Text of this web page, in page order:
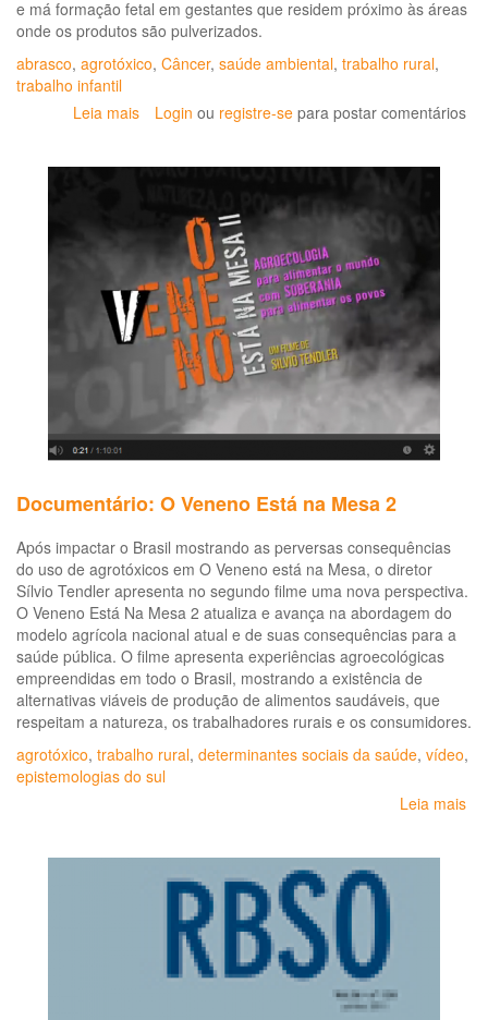
e má formação fetal em gestantes que residem próximo às áreas
onde os produtos são pulverizados.
abrasco, agrotóxico, Câncer, saúde ambiental, trabalho rural,
trabalho infantil
Leia mais sobre
câncer
infantojuvenil
e
má
formação
fetal”
alerta
Wanderlei
Login ou registre-se para postar comentários
Documentário: O Veneno Está na Mesa 2
Após impactar o Brasil mostrando as perversas consequências
do uso de agrotóxicos em O Veneno está na Mesa, o diretor
Sílvio Tendler apresenta no segundo filme uma nova perspectiva.
O Veneno Está Na Mesa 2 atualiza e avança na abordagem do
modelo agrícola nacional atual e de suas consequências para a
saúde pública. O filme apresenta experiências agroecológicas
empreendidas em todo o Brasil, mostrando a existência de
alternativas viáveis de produção de alimentos saudáveis, que
respeitam a natureza, os trabalhadores rurais e os consumidores.
agrotóxico, trabalho rural, determinantes sociais da saúde, vídeo,
epistemologias do sul
Leia mais